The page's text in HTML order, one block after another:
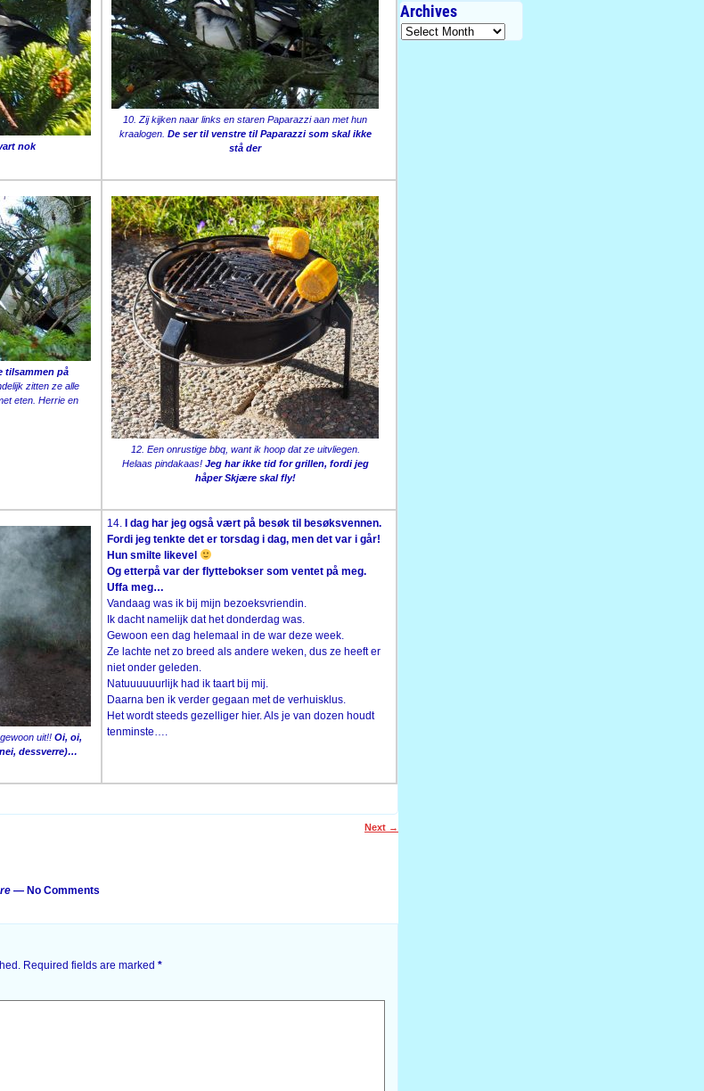
nok
10. Zij kijken naar links en staren Paparazzi aan met hun
kraalogen. De ser til venstre til Paparazzi som skal ikke
stå der
tilsammen på
zitten ze alle
eten. Herrie en
12. Een onrustige bbq, want ik hoop dat ze uitvliegen.
Helaas pindakaas! Jeg har ikke tid for grillen, fordi jeg
håper Skjære skal fly!
uit!!Oi, oi,
dessverre)…
14. I dag har jeg også vært på besøk til besøksvennen.
Fordi jeg tenkte det er torsdag i dag, men det var i går!
Hun smilte likevel
Og etterpå var der flyttebokser som ventet på meg.
Uffa meg…
Vandaag was ik bij mijn bezoeksvriendin.
Ik dacht namelijk dat het donderdag was.
Gewoon een dag helemaal in de war deze week.
Ze lachte net zo breed als andere weken, dus ze heeft er
niet onder geleden.
Natuuuuuurlijk had ik taart bij mij.
Daarna ben ik verder gegaan met de verhuisklus.
Het wordt steeds gezelliger hier. Als je van dozen houdt
tenminste….
Next →
— No Comments
Required fields are marked *
Archives